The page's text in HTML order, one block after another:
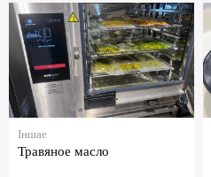
Іншае
Травяное масло